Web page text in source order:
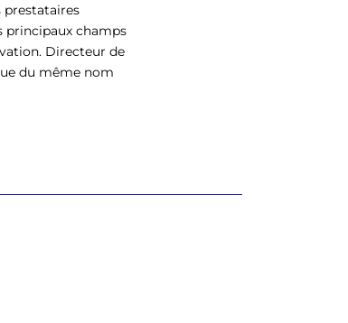
prestataires
principaux champs
Directeur de
du même nom